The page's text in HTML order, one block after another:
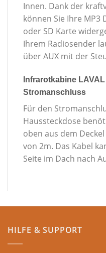
Innen. Dank der
können Sie Ihre MP3
oder SD Karte
Ihrem Radiosender
über AUX mit der
Infrarotkabine
Stromanschluss
Für den
Haussteckdose
oben aus dem
von 2m. Das Kabel
Seite im Dach nach
HILFE & SUPPORT